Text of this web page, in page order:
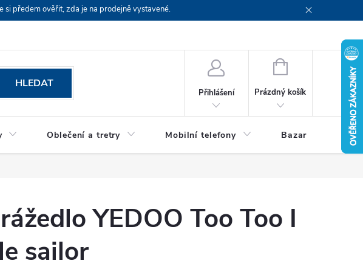
si předem ověřit, zda je na prodejně vystavené.
HLEDAT
Přihlášení
NÁKUPNÍ
Prázdný košík
Oblečení a tretry Mobilní telefony Bazar Servis
YEDOO Too Too I
sailor